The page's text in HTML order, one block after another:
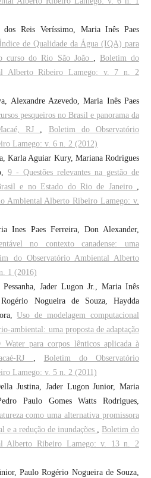
dos Reis Veríssimo, Maria Inês Paes
de Qualidade da Água (IQA) para
curso do Rio São João , Boletim do
Alberto Ribeiro Lamego: v. 7 n. 2
Alexandre Azevedo, Maria Inês Paes
pesqueiros no Brasil e panorama da
RJ , Boletim do Observatório
Lamego: v. 6 n. 2 (2012)
Karla Aguiar Kury, Mariana Rodrigues
9 - Questões relevantes na gestão de
e no Estado do Rio de Janeiro ,
Ambiental Alberto Ribeiro Lamego: v.
Ines Paes Ferreira, Don Alexander,
no contexto canadense: uma
do Observatório Ambiental Alberto
1 (2016)
Jader Lugon Jr., Maria Inês
Nogueira de Souza, Haydda
Uso de modelagem computacional
ambiental: uma proposta de adaptação
para corpos lênticos aplicada à
RJ , Boletim do Observatório
Lamego: v. 5 n. 2 (2011)
Justina, Jader Lugon Junior, Maria
Paulo Gomes Watts Rodrigues,
como uma alternativa promissora
e a redução de inundações , Boletim do
Alberto Ribeiro Lamego: v. 13 n. 2
Paulo Rogério Nogueira de Souza,